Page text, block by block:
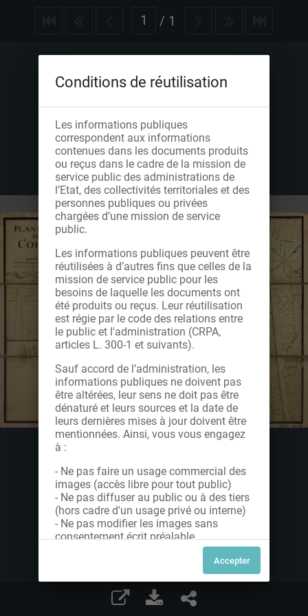
/ 1
Conditions de réutilisation
Les informations publiques
correspondent aux informations
contenues dans les documents produits
ou reçus dans le cadre de la mission de
service public des administrations de
l’Etat, des collectivités territoriales et des
personnes publiques ou privées
chargées d’une mission de service
public.
Les informations publiques peuvent être
réutilisées à d’autres fins que celles de la
mission de service public pour les
besoins de laquelle les documents ont
été produits ou reçus. Leur réutilisation
est régie par le code des relations entre
le public et l'administration (CRPA,
articles L. 300-1 et suivants).
Sauf accord de l’administration, les
informations publiques ne doivent pas
être altérées, leur sens ne doit pas être
dénaturé et leurs sources et la date de
leurs dernières mises à jour doivent être
mentionnées. Ainsi, vous vous engagez
à :
- Ne pas faire un usage commercial des
images (accès libre pour tout public)
- Ne pas diffuser au public ou à des tiers
(hors cadre d'un usage privé ou interne)
- Ne pas modifier les images sans
consentement écrit préalable
Dans le cas contraire, nous vous invitons
à nous contacter afin de solliciter le type
de Licence souhaitée parmi celles
proposées et le cas échéant, acquitter